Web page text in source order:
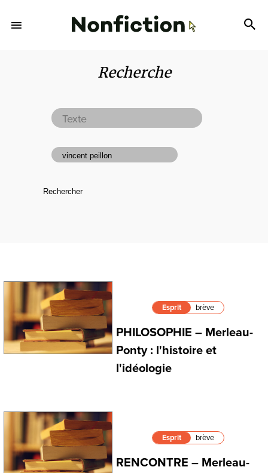
Recherche
Esprit brève
PHILOSOPHIE – Merleau-
Ponty : l'histoire et
l'idéologie
Esprit brève
RENCONTRE – Merleau-